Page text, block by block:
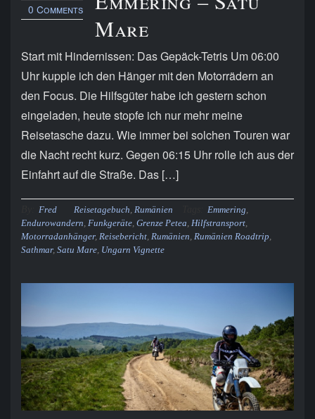
0 Comments
Mare
Start mit Hindernissen: Das Gepäck-Tetris Um 06:00
Uhr kupple ich den Hänger mit den Motorrädern an
den Focus. Die Hilfsgüter habe ich gestern schon
eingeladen, heute stopfe ich nur mehr meine
Reisetasche dazu. Wie immer bei solchen Touren war
die Nacht recht kurz. Gegen 06:15 Uhr rolle ich aus der
Einfahrt auf die Straße. Das […]
Fred Reisetagebuch, Rumänien Emmering,
Endurowandern, Funkgeräte, Grenze Petea, Hilfstransport,
Motorradanhänger, Reisebericht, Rumänien, Rumänien Roadtrip,
Sathmar, Satu Mare, Ungarn Vignette